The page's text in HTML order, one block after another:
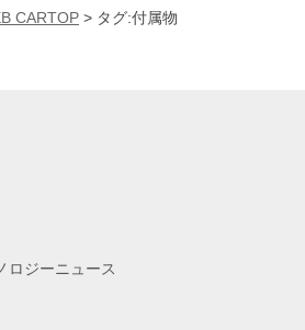
CARTOP > タグ:付属物
ロジーニュース